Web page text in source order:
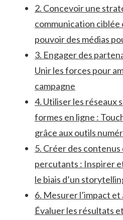
2. Concevoir une
communication
​pouvoir des ⁣médias
3. Engager des⁢
Unir⁤ les ​forces pour
campagne
4. Utiliser‌ les réseaux
formes en ligne ‍:
grâce aux outils
5. Créer⁢ des‍
percutants ⁢: Inspirer
le biais d’un
6. Mesurer ‍l’impact
Évaluer les résultats